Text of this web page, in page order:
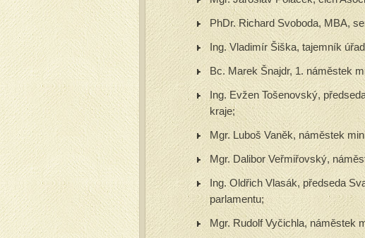
PhDr. Richard Svoboda, MBA,
Ing. Vladimír Šiška, tajemník
Bc. Marek Šnajdr, 1. náměstek
Ing. Evžen Tošenovský,
kraje;
Mgr. Luboš Vaněk, náměstek
Mgr. Dalibor Veřmiřovský,
Ing. Oldřich Vlasák, předseda
parlamentu;
Mgr. Rudolf Vyčichla, náměstek